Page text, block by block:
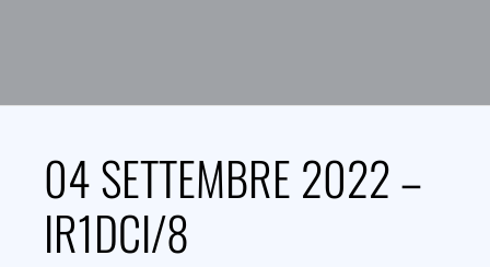
04 SETTEMBRE 2022 –
IR1DCI/8